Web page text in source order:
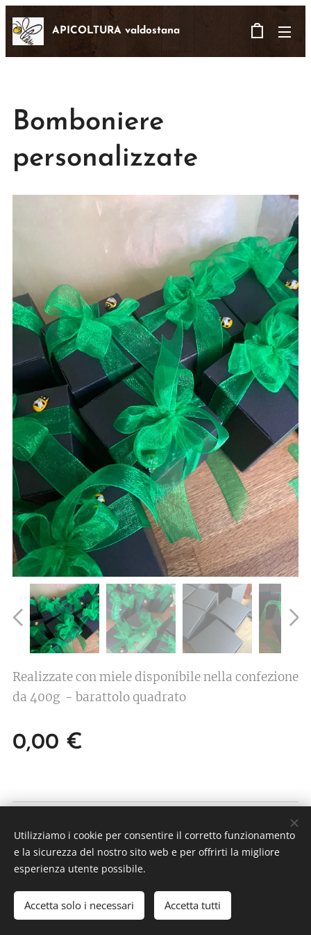
APICOLTURA valdostana
Bomboniere
personalizzate
Realizzate con miele disponibile nella confezione
da 400g - barattolo quadrato
0,00 €
Frazione Echallogne 1 - 11020 Arnad (AO) P.IVA
01234870077
Utilizziamo i cookie per consentire il corretto funzionamento
e la sicurezza del nostro sito web e per offrirti la migliore
esperienza utente possibile.
Accetta solo i necessari Accetta tutti